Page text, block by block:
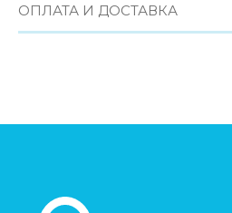
ОПЛАТА И ДОСТАВКА